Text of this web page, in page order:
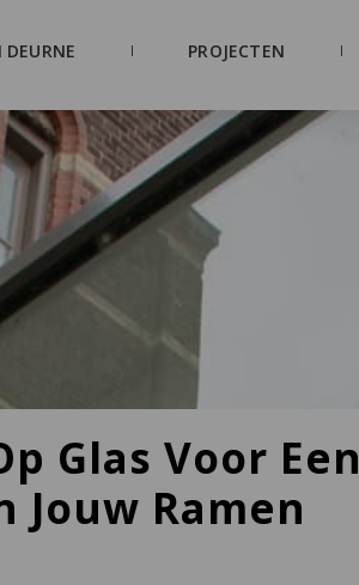
PROJECTEN
Glas Voor Een
Jouw Ramen